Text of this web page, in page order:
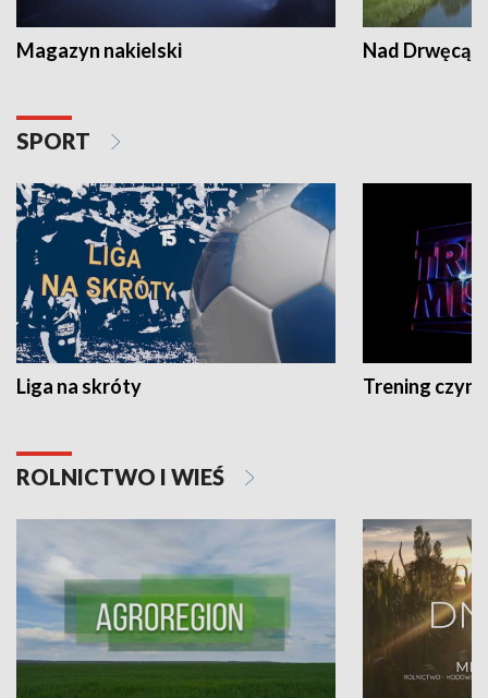
Magazyn nakielski Nad Drwęcą
SPORT
Liga na skróty Trening czyni
ROLNICTWO I WIEŚ